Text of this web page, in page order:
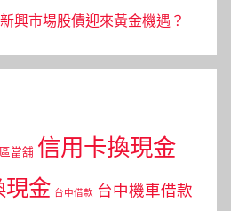
興市場股債迎來黃金機遇？
當舖 信用卡換現金
現金 台中借款 台中機車借款